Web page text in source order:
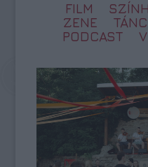
FILM
ZENE
TÁNC
PODCAST